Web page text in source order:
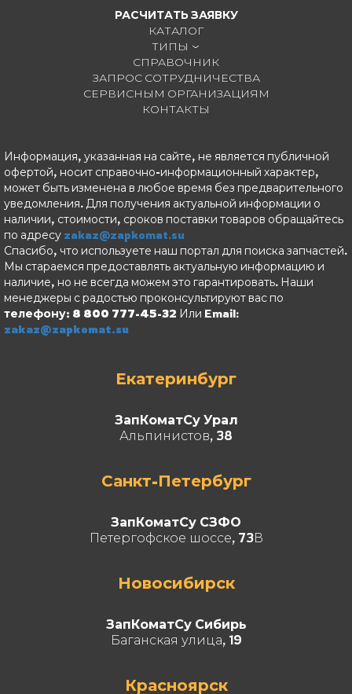
РАСЧИТАТЬ ЗАЯВКУ
КАТАЛОГ
ТИПЫ
СПРАВОЧНИК
ЗАПРОС СОТРУДНИЧЕСТВА
СЕРВИСНЫМ ОРГАНИЗАЦИЯМ
КОНТАКТЫ
Информация, указанная на сайте, не является публичной
офертой, носит справочно-информационный характер,
может быть изменена в любое время без предварительного
уведомления. Для получения актуальной информации о
наличии, стоимости, сроков поставки товаров обращайтесь
по адресу zakaz@zapkomat.su
Спасибо, что используете наш портал для поиска запчастей.
Мы стараемся предоставлять актуальную информацию и
наличие, но не всегда можем это гарантировать. Наши
менеджеры с радостью проконсультируют вас по
телефону: 8 800 777-45-32 Или Email:
zakaz@zapkomat.su
Екатеринбург
ЗапКоматСу Урал
Альпинистов, 38
Санкт-Петербург
ЗапКоматСу СЗФО
Петергофское шоссе, 73В
Новосибирск
ЗапКоматСу Сибирь
Баганская улица, 19
Красноярск